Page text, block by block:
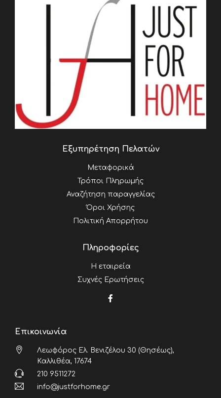
Εξυπηρέτηση Πελατών
Μεταφορικά
Τρόποι Πληρωμής
Αναζήτηση παραγγελίας
Όροι Χρήσης
Πολιτική Απορρήτου
Πληροφορίες
Η εταιρεία
Συχνές Ερωτήσεις
Επικοινωνία
Λεωφόρος Ελ. Βενιζέλου 30 (Θησέως),
Καλλιθέα, 17674
210 9511272
info@justforhome.gr